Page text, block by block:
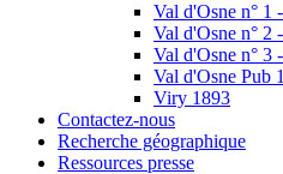
Val d'Osne n° 1
Val d'Osne n° 2
Val d'Osne n° 3
Val d'Osne Pub
Viry 1893
Contactez-nous
Recherche géographique
Ressources presse